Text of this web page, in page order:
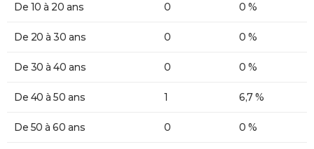
De 10 à 20 ans 0 0 %
De 20 à 30 ans 0 0 %
De 30 à 40 ans 0 0 %
De 40 à 50 ans 1 6,7 %
De 50 à 60 ans 0 0 %